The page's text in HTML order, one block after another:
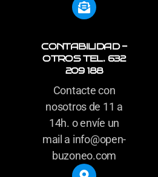
CONTABILIDAD -
OTROS TEL. 632
209 188
Contacte con
nosotros de 11 a
14h. o envíe un
mail a info@open-
buzoneo.com